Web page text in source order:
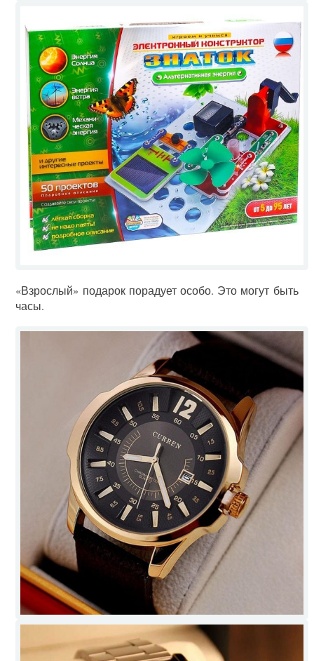
«Взрослый» подарок порадует особо. Это могут быть
часы.